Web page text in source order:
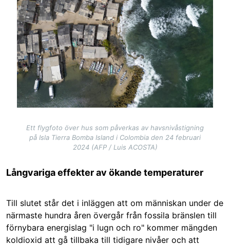
Ett flygfoto över hus som påverkas av havsnivåstigning
på Isla Tierra Bomba Island i Colombia den 24 februari
2024 (AFP / Luis ACOSTA)
Långvariga effekter av ökande temperaturer
Till slutet står det i inläggen att om människan under de
närmaste hundra åren övergår från fossila bränslen till
förnybara energislag "i lugn och ro" kommer mängden
koldioxid att gå tillbaka till tidigare nivåer och att